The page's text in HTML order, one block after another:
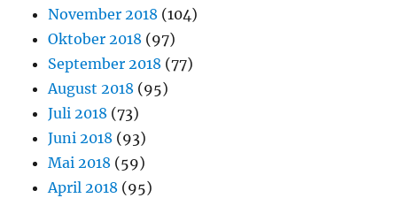
November 2018 (104)
Oktober 2018 (97)
September 2018 (77)
August 2018 (95)
Juli 2018 (73)
Juni 2018 (93)
Mai 2018 (59)
April 2018 (95)